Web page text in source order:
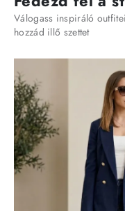
Válogass inspiráló
hozzád illő szettet